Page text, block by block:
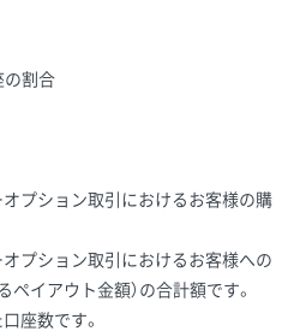
の割合
プション取引におけるお客様の購
プション取引におけるお客様への
ペイアウト金額）の合計額です。
座数です。